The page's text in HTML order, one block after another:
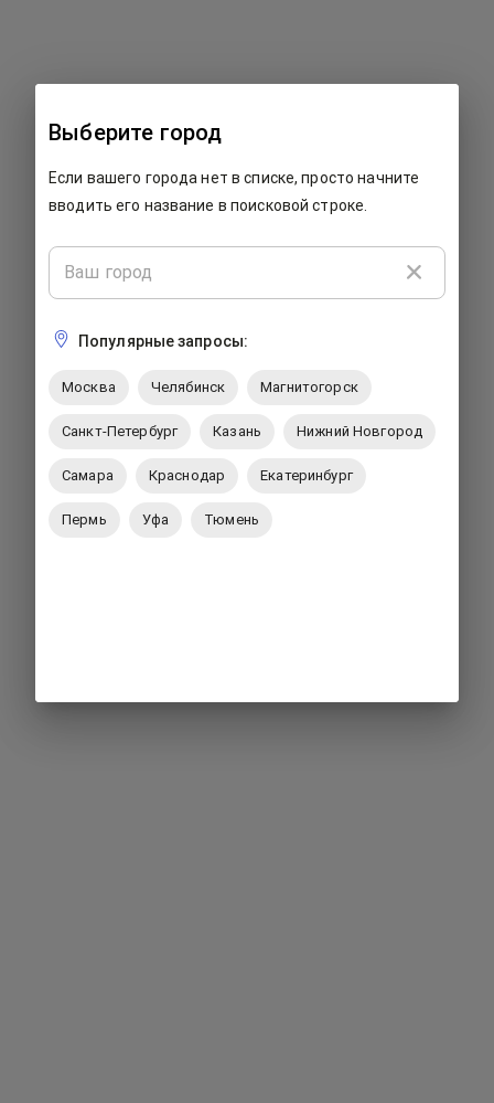
500: Что-то пошло не так...
работаем над ее исправлением. Пожалуйста, закройте
страницу и попробуйте вернуться позже.
Выберите город
Если вашего города нет в списке, просто начните
вводить его название в поисковой строке.
Популярные запросы:
Москва Челябинск Магнитогорск
Санкт-Петербург Казань Нижний Новгород
Самара Краснодар Екатеринбург
Пермь Уфа Тюмень